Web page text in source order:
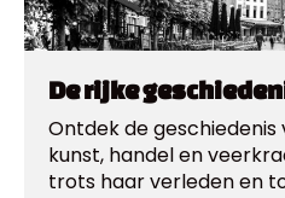
De rijke
Ontdek de geschiedenis
kunst, handel en
trots haar verleden en